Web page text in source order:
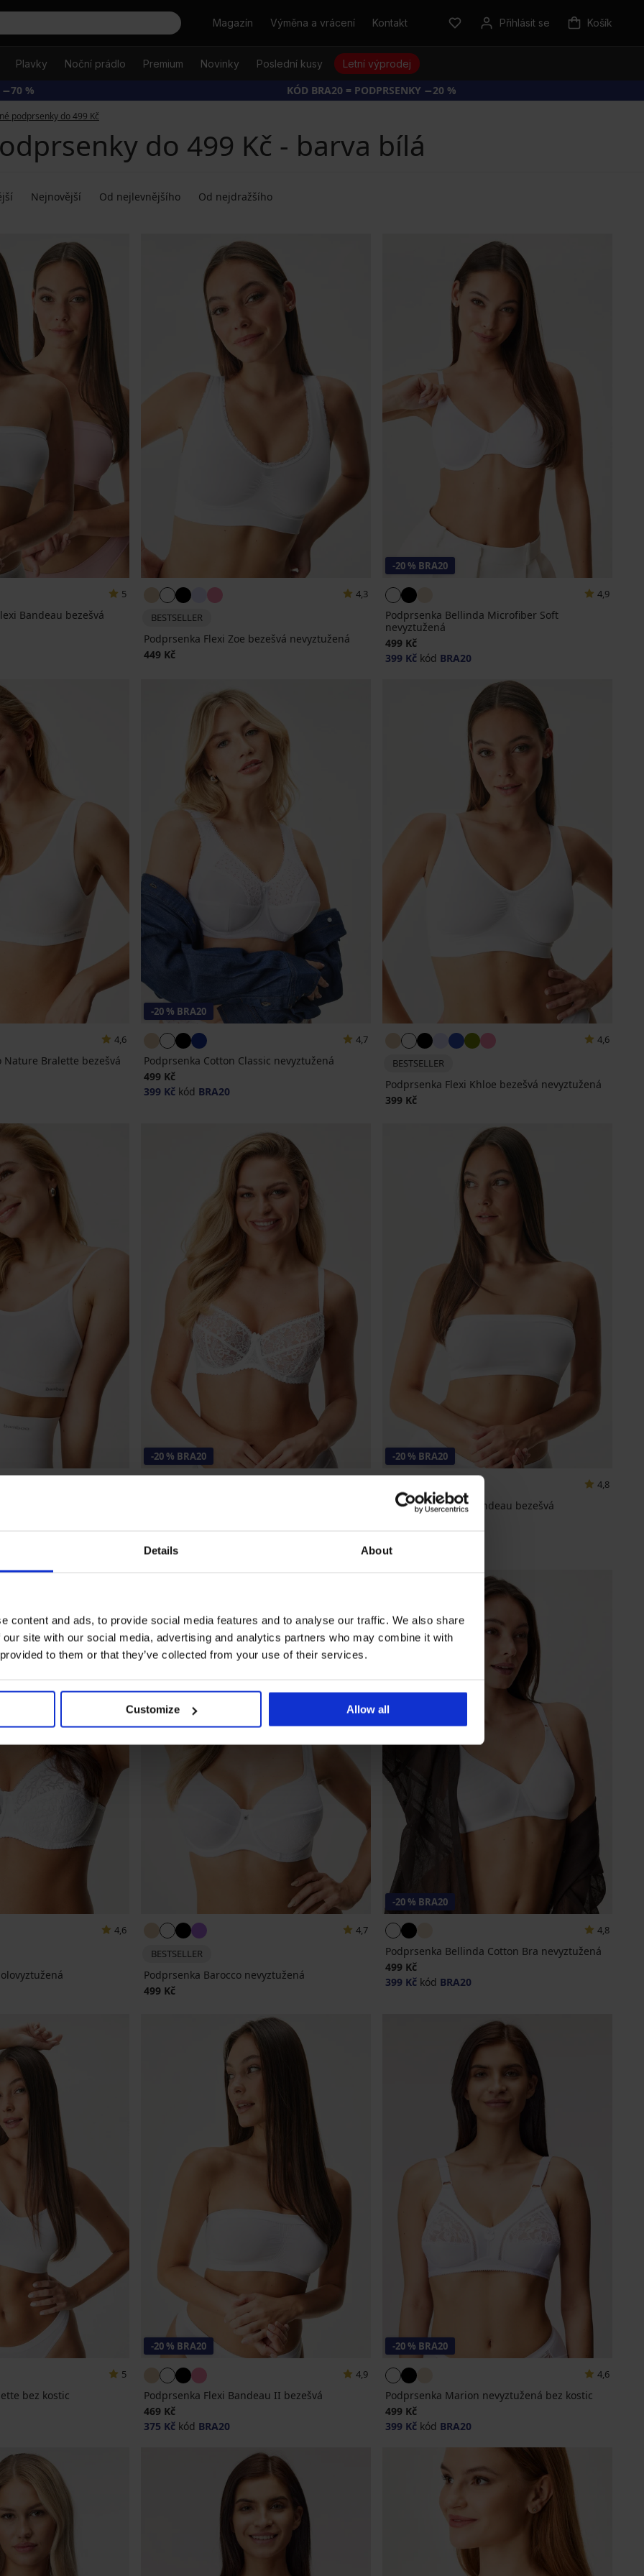
Details About
content and ads, to provide social media features and to analyse our traffic. We also share
site with our social media, advertising and analytics partners who may combine it with
to them or that they’ve collected from your use of their services.
Customize Allow all
HledatMagazín Výměna a vrácení Kontakt Přihlásit se Košík
Plavky Noční prádlo Premium Novinky Poslední kusy Letní výprodej
−70 % KÓD BRA20 = PODPRSENKY −20 %
podprsenky do 499 Kč
do 499 Kč - barva bílá
Nejnovější Od nejlevnějšího Od nejdražšího
5
Bandeau bezešvá
4,3
BESTSELLER
Podprsenka Flexi Zoe bezešvá nevyztužená
449 Kč
-20 % BRA20
4,9
Podprsenka Bellinda Microfiber Soft
nevyztužená
499 Kč
399 Kčkód BRA20
4,6
Nature Bralette bezešvá
-20 % BRA20
4,7
Podprsenka Cotton Classic nevyztužená
499 Kč
399 Kčkód BRA20
4,6
BESTSELLER
Podprsenka Flexi Khloe bezešvá nevyztužená
399 Kč
-20 % BRA20
399 KčkódBRA20
-20 % BRA20
4,8
Podprsenka Flexi Bandeau bezešvá
199 KčkódBRA20
4,6
4,7
BESTSELLER
Podprsenka Barocco nevyztužená
499 Kč
-20 % BRA20
4,8
Podprsenka Bellinda Cotton Bra nevyztužená
499 Kč
399 Kčkód BRA20
5
bez kostic
-20 % BRA20
4,9
Podprsenka Flexi Bandeau II bezešvá
469 Kč
375 Kčkód BRA20
-20 % BRA20
4,6
Podprsenka Marion nevyztužená bez kostic
499 Kč
399 Kčkód BRA20